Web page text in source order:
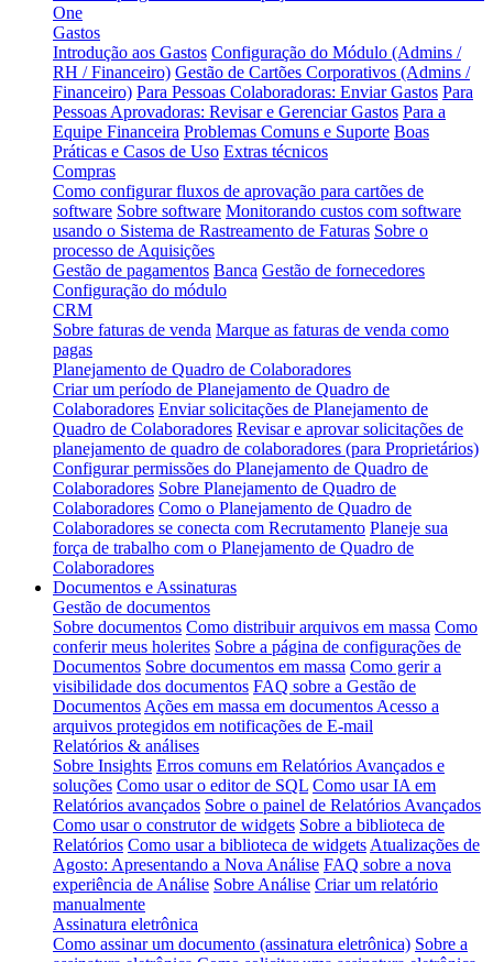
One
Gastos
Introdução aos Gastos Configuração do Módulo (Admins /
RH / Financeiro) Gestão de Cartões Corporativos (Admins /
Financeiro) Para Pessoas Colaboradoras: Enviar Gastos Para
Pessoas Aprovadoras: Revisar e Gerenciar Gastos Para a
Equipe Financeira Problemas Comuns e Suporte Boas
Práticas e Casos de Uso Extras técnicos
Compras
Como configurar fluxos de aprovação para cartões de
software Sobre software Monitorando custos com software
usando o Sistema de Rastreamento de Faturas Sobre o
processo de Aquisições
Gestão de pagamentos Banca Gestão de fornecedores
Configuração do módulo
CRM
Sobre faturas de venda Marque as faturas de venda como
pagas
Planejamento de Quadro de Colaboradores
Criar um período de Planejamento de Quadro de
Colaboradores Enviar solicitações de Planejamento de
Quadro de Colaboradores Revisar e aprovar solicitações de
planejamento de quadro de colaboradores (para Proprietários)
Configurar permissões do Planejamento de Quadro de
Colaboradores Sobre Planejamento de Quadro de
Colaboradores Como o Planejamento de Quadro de
Colaboradores se conecta com Recrutamento Planeje sua
força de trabalho com o Planejamento de Quadro de
Colaboradores
Documentos e Assinaturas
Gestão de documentos
Sobre documentos Como distribuir arquivos em massa Como
conferir meus holerites Sobre a página de configurações de
Documentos Sobre documentos em massa Como gerir a
visibilidade dos documentos FAQ sobre a Gestão de
Documentos Ações em massa em documentos Acesso a
arquivos protegidos em notificações de E-mail
Relatórios & análises
Sobre Insights Erros comuns em Relatórios Avançados e
soluções Como usar o editor de SQL Como usar IA em
Relatórios avançados Sobre o painel de Relatórios Avançados
Como usar o construtor de widgets Sobre a biblioteca de
Relatórios Como usar a biblioteca de widgets Atualizações de
Agosto: Apresentando a Nova Análise FAQ sobre a nova
experiência de Análise Sobre Análise Criar um relatório
manualmente
Assinatura eletrônica
Como assinar um documento (assinatura eletrônica) Sobre a